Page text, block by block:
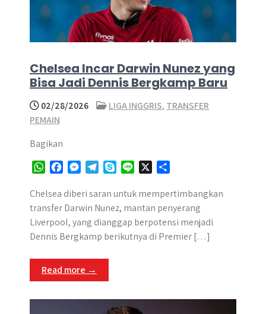
Chelsea Incar Darwin Nunez yang
Bisa Jadi Dennis Bergkamp Baru
02/28/2026 LIGA INGGRIS, TRANSFER
PEMAIN
Bagikan
W
a
t
s
A
p
c
e
b
o
k
s
s
e
n
e
r
l
e
g
r
m
y
p
e
n
e
a
r
e
Chelsea diberi saran untuk mempertimbangkan
transfer Darwin Nunez, mantan penyerang
Liverpool, yang dianggap berpotensi menjadi
Dennis Bergkamp berikutnya di Premier […]
Read more →